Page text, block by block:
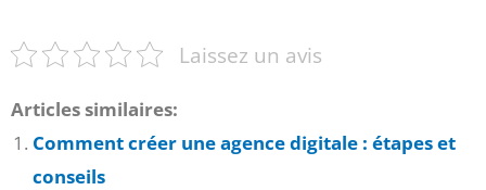
Laissez un avis
Articles similaires:
Comment créer une agence digitale : étapes et
conseils